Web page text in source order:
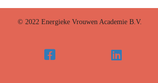
© 2022 Energieke Vrouwen Academie B.V.